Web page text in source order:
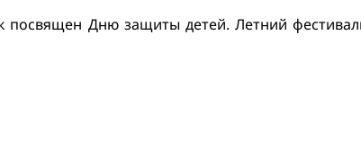
посвящен Дню защиты детей. Летний